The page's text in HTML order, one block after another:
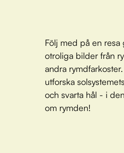
Följ med på en
otroliga bilder från
andra
utforska
och svarta hål - i
om rymden!